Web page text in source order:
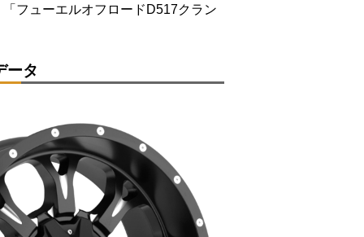
フューエルオフロードD517クラン
ータ